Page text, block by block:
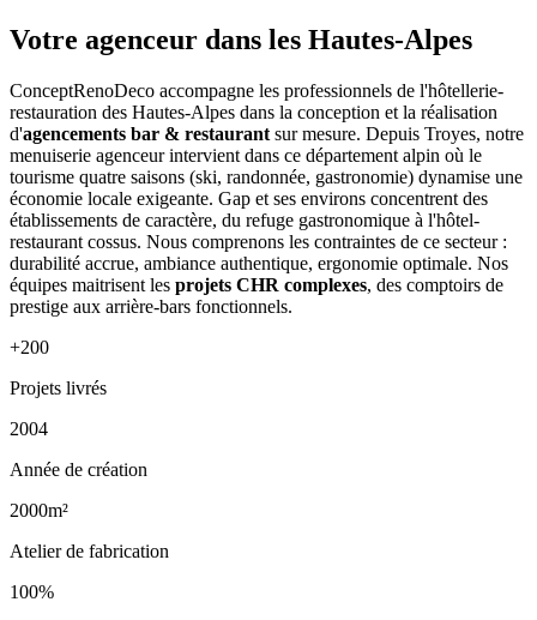
Votre agenceur dans les Hautes-Alpes
ConceptRenoDeco accompagne les professionnels de l'hôtellerie-
restauration des Hautes-Alpes dans la conception et la réalisation
d'agencements bar & restaurant sur mesure. Depuis Troyes, notre
menuiserie agenceur intervient dans ce département alpin où le
tourisme quatre saisons (ski, randonnée, gastronomie) dynamise une
économie locale exigeante. Gap et ses environs concentrent des
établissements de caractère, du refuge gastronomique à l'hôtel-
restaurant cossus. Nous comprenons les contraintes de ce secteur :
durabilité accrue, ambiance authentique, ergonomie optimale. Nos
équipes maitrisent les projets CHR complexes, des comptoirs de
prestige aux arrière-bars fonctionnels.
+200
Projets livrés
2004
Année de création
2000m²
Atelier de fabrication
100%